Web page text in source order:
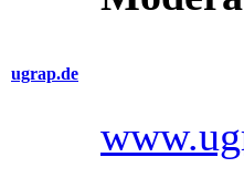
ugrap.de